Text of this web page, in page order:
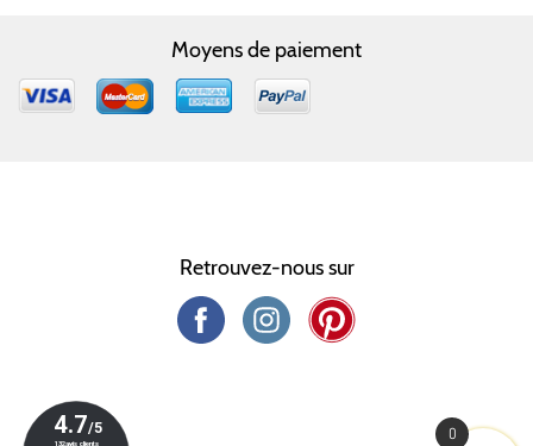
Moyens de paiement
Retrouvez-nous sur
0